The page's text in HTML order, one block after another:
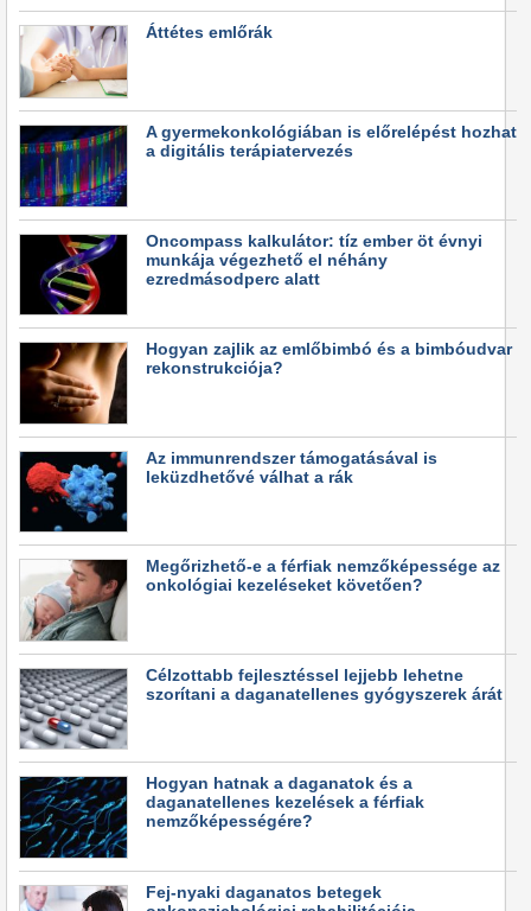
Áttétes emlőrák
A gyermekonkológiában is előrelépést hozhat
a digitális terápiatervezés
Oncompass kalkulátor: tíz ember öt évnyi
munkája végezhető el néhány
ezredmásodperc alatt
Hogyan zajlik az emlőbimbó és a bimbóudvar
rekonstrukciója?
Az immunrendszer támogatásával is
leküzdhetővé válhat a rák
Megőrizhető-e a férfiak nemzőképessége az
onkológiai kezeléseket követően?
Célzottabb fejlesztéssel lejjebb lehetne
szorítani a daganatellenes gyógyszerek árát
Hogyan hatnak a daganatok és a
daganatellenes kezelések a férfiak
nemzőképességére?
Fej-nyaki daganatos betegek